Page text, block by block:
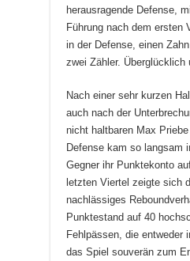
herausragende Defense,
Führung nach dem
in der Defense, einen
zwei Zähler. Überglücklich
Nach einer sehr kurzen
auch nach der
nicht haltbaren Max
Defense kam so langsam
Gegner ihr Punktekonto
letzten Viertel zeigte sich
nachlässiges
Punktestand auf 40
Fehlpässen, die entweder
das Spiel souverän zum